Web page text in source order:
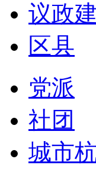
议政
区县
党派
社团
城市